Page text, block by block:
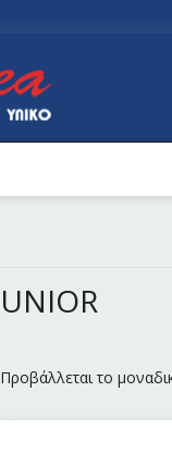
UNIOR
Προβάλλεται το